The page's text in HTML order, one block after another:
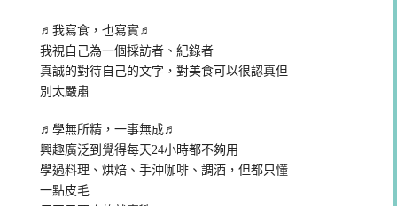
♬我寫食，也寫實♬
我視自己為一個採訪者、紀錄者
真誠的對待自己的文字，對美食可以很認真但
別太嚴肅
♬學無所精，一事無成♬
興趣廣泛到覺得每天24小時都不夠用
學過料理、烘焙、手沖咖啡、調酒，但都只懂
一點皮毛